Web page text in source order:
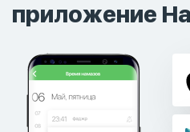
приложение